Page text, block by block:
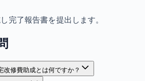
完了報告書を提出します。
改修費助成とは何ですか？